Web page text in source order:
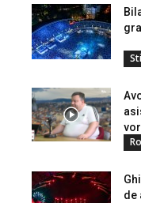
de